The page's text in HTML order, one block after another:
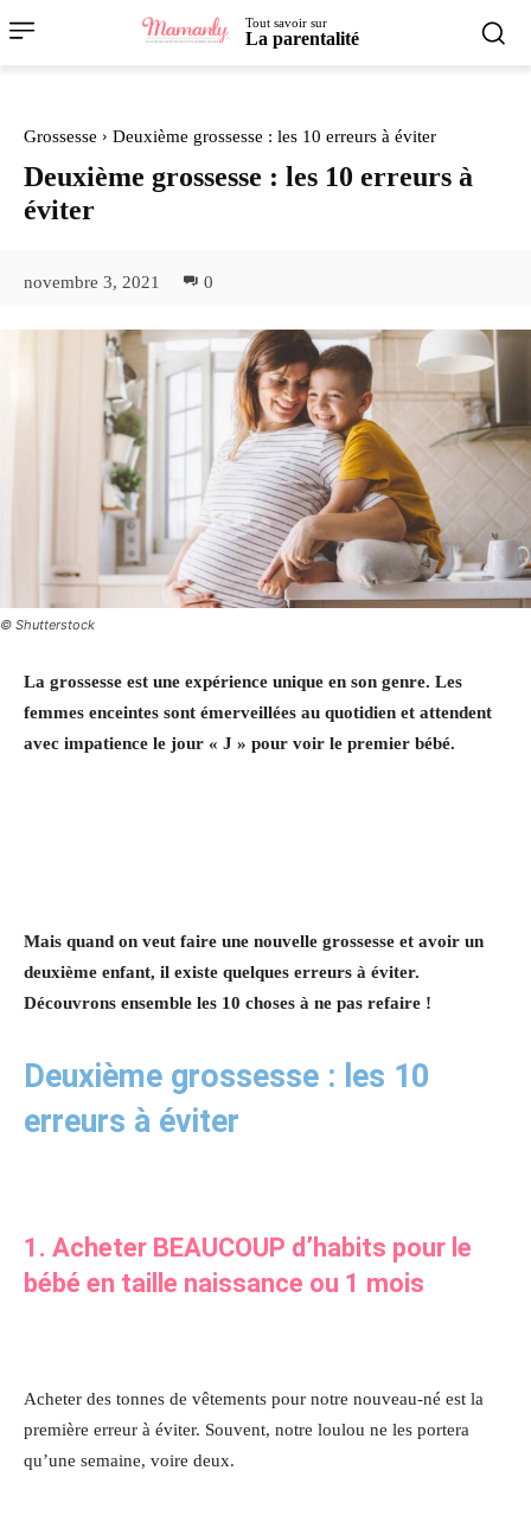
Tout savoir sur
La parentalité
Grossesse Deuxième grossesse : les 10 erreurs à éviter
Deuxième grossesse : les 10 erreurs à
éviter
novembre 3, 2021 0
© Shutterstock
La grossesse est une expérience unique en son genre. Les
femmes enceintes sont émerveillées au quotidien et attendent
avec impatience le jour « J » pour voir le premier bébé.
Mais quand on veut faire une nouvelle grossesse et avoir un
deuxième enfant, il existe quelques erreurs à éviter.
Découvrons ensemble les 10 choses à ne pas refaire !
Deuxième grossesse : les 10
erreurs à éviter
1. Acheter BEAUCOUP d’habits pour le
bébé en taille naissance ou 1 mois
Acheter des tonnes de vêtements pour notre nouveau-né est la
première erreur à éviter. Souvent, notre loulou ne les portera
qu’une semaine, voire deux.